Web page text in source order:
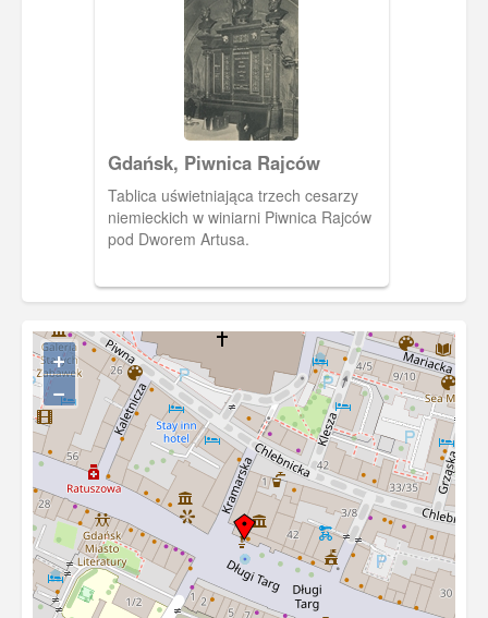
Gdańsk, Piwnica Rajców
Tablica uświetniająca trzech cesarzy
niemieckich w winiarni Piwnica Rajców
pod Dworem Artusa.
+
−